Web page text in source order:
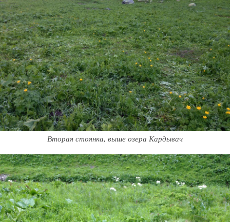
Вторая стоянка, выше озера Кардывач